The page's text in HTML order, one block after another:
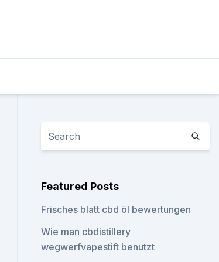
Featured Posts
Frisches blatt cbd öl bewertungen
Wie man cbdistillery
wegwerfvapestift benutzt